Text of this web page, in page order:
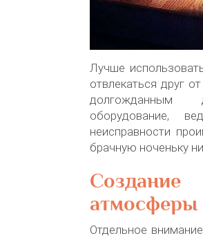
Лучше
отвлекаться друг
долгожданным
оборудование,
неисправности
брачную ноченьку
атмосферы
Отдельное